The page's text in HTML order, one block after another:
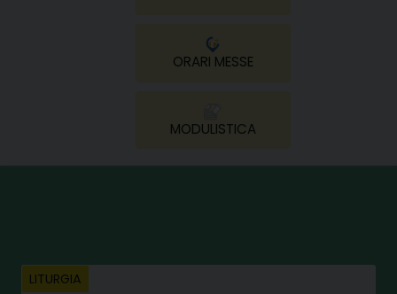
ORARI MESSE
MODULISTICA
LITURGIA